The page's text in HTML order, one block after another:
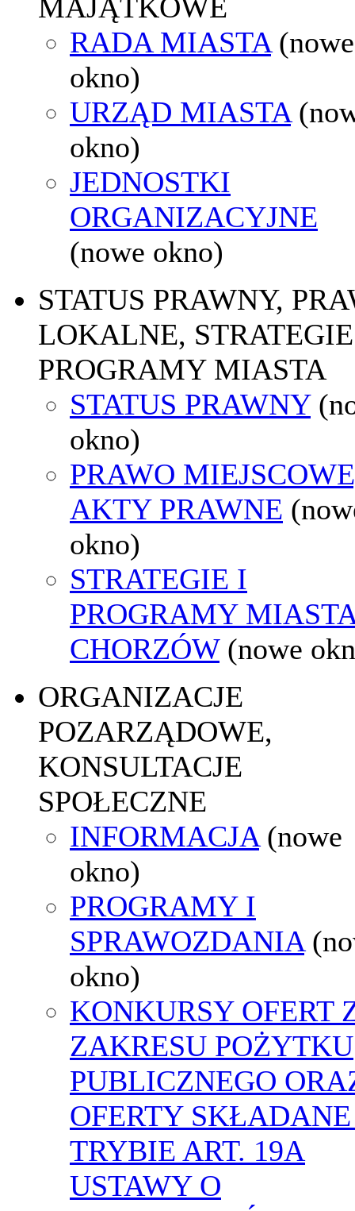
MAJĄTKOWE
RADA MIASTA (nowe
okno)
URZĄD MIASTA
okno)
JEDNOSTKI
ORGANIZACYJNE
(nowe okno)
STATUS PRAWNY,
LOKALNE,
PROGRAMY MIASTA
STATUS PRAWNY
okno)
PRAWO
AKTY PRAWNE
okno)
STRATEGIE I
PROGRAMY
CHORZÓW (nowe
ORGANIZACJE
POZARZĄDOWE,
KONSULTACJE
SPOŁECZNE
INFORMACJA (nowe
okno)
PROGRAMY I
SPRAWOZDANIA
okno)
KONKURSY OFERT
ZAKRESU POŻYTKU
PUBLICZNEGO
OFERTY
TRYBIE ART. 19A
USTAWY O